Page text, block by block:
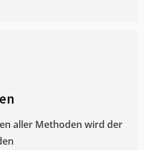
aller Methoden wird der